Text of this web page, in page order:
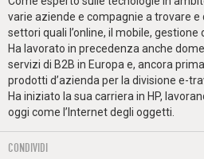
varie aziende e compagnie a trovare
settori quali l’online, il mobile, gestione
Ha lavorato in precedenza anche
servizi di B2B in Europa e, ancora
prodotti d’azienda per la divisione e-
Ha iniziato la sua carriera in HP,
oggi come l’Internet degli oggetti.
CONDIVIDI